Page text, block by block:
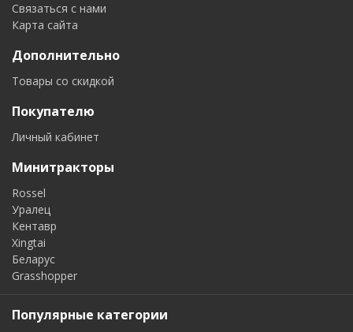
Связаться с нами
Карта сайта
Дополнительно
Товары со скидкой
Покупателю
Личный кабинет
Минитракторы
Rossel
Уралец
Кентавр
Xingtai
Беларус
Grasshopper
Популярные категории